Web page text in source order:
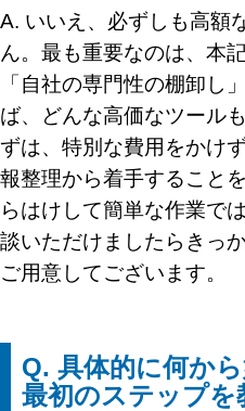
A. いいえ、必ずしも高額
ん。最も重要なのは、本
「自社の専門性の棚卸し
ば、どんな高価なツール
ずは、特別な費用をかけ
報整理から着手すること
らはけして簡単な作業で
談いただけましたらきっ
ご用意してございます。
Q. 具体的に何か
最初のステップを